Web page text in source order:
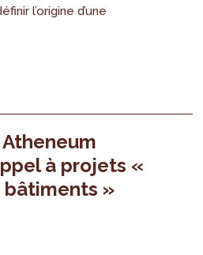
l’origine d’une
à projets «
bâtiments »